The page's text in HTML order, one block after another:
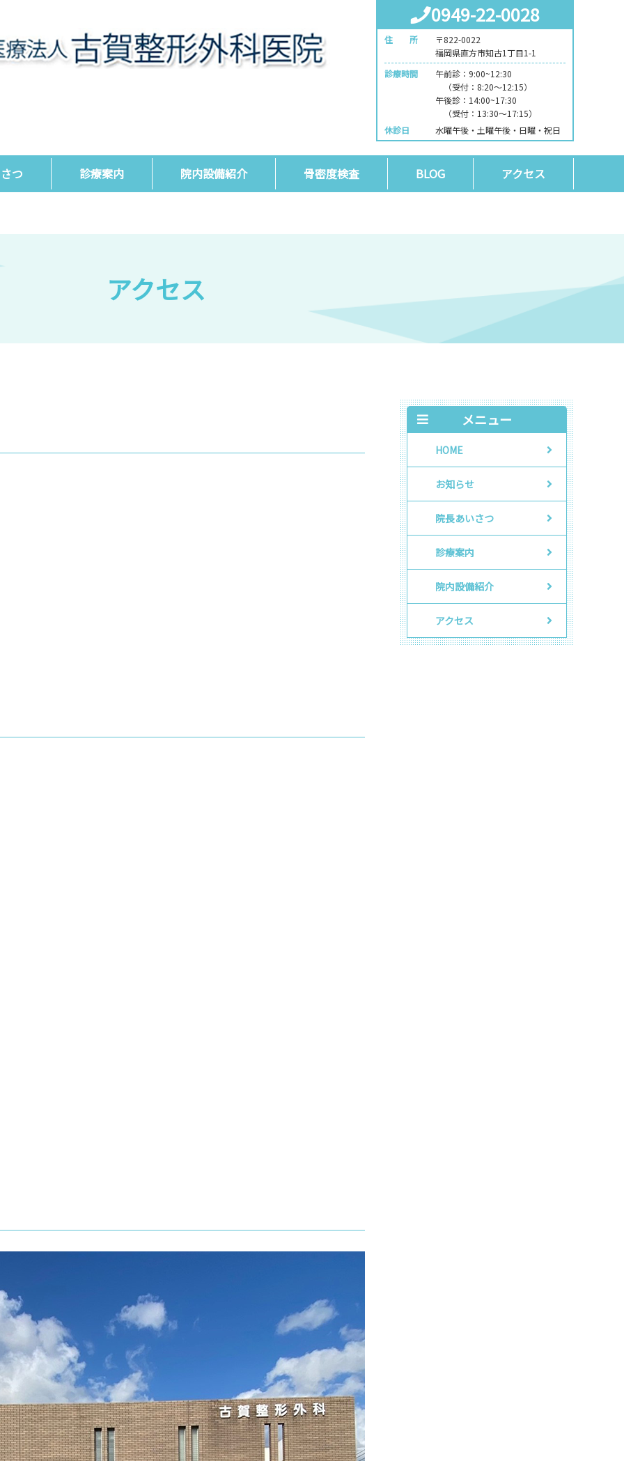
0949-22-0028
住 所
〒822-0022
福岡県直方市知古1丁目1-1
診療時間
午前診：9:00~12:30
（受付：8:20～12:15）
午後診：14:00~17:30
（受付：13:30～17:15）
休診日
水曜午後・土曜午後・日曜・祝日
つ 診療案内 院内設備紹介 骨密度検査 BLOG アクセス
アクセス
メニュー
HOME
お知らせ
院長あいさつ
診療案内
院内設備紹介
アクセス